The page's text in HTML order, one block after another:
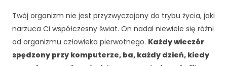
Twój organizm nie jest przyzwyczajony do trybu życia, jaki
narzuca Ci współczesny świat. On nadal niewiele się różni
od organizmu człowieka pierwotnego. Każdy wieczór
spędzony przy komputerze, ba, każdy dzień, kiedy
K
n
i
e